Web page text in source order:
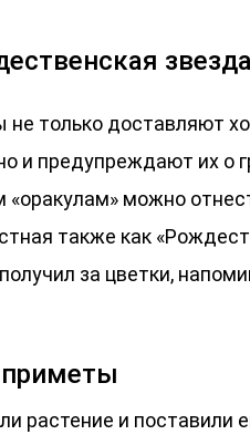
только доставляют
и предупреждают их о
можно
также как
за цветки,
приметы
растение и поставили